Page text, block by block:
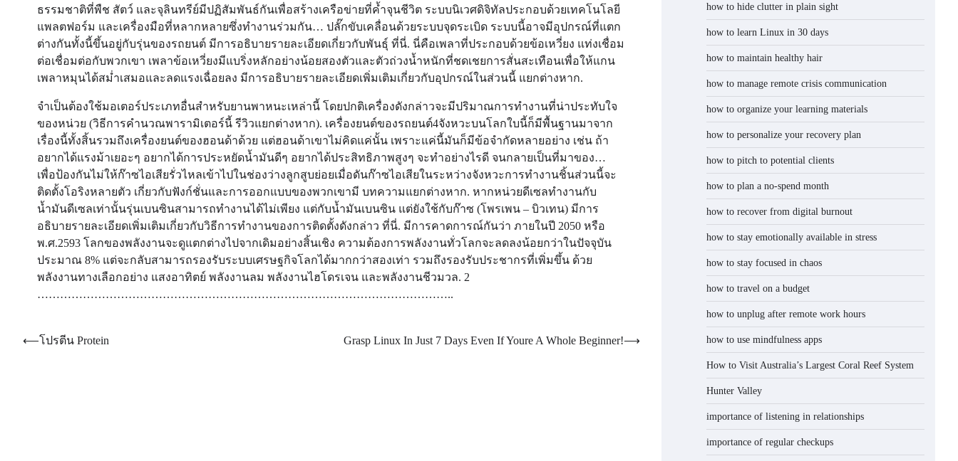
ธรรมชาติที่พืช สัตว์ และจุลินทรีย์มีปฏิสัมพันธ์กันเพื่อสร้างเครือข่ายที่ค้ำจุนชีวิต ระบบนิเวศดิจิทัลประกอบด้วยเทคโนโลยี
แพลตฟอร์ม และเครื่องมือที่หลากหลายซึ่งทำงานร่วมกัน… ปลั๊กขับเคลื่อนด้วยระบบจุดระเบิด ระบบนี้อาจมีอุปกรณ์ที่แตก
ต่างกันทั้งนี้ขึ้นอยู่กับรุ่นของรถยนต์ มีการอธิบายรายละเอียดเกี่ยวกับพันธุ์ ที่นี่. นี่คือเพลาที่ประกอบด้วยข้อเหวี่ยง แท่งเชื่อม
ต่อเชื่อมต่อกับพวกเขา เพลาข้อเหวี่ยงมีแบริ่งหลักอย่างน้อยสองตัวและตัวถ่วงน้ำหนักที่ชดเชยการสั่นสะเทือนเพื่อให้แกน
เพลาหมุนได้สม่ำเสมอและลดแรงเฉื่อยลง มีการอธิบายรายละเอียดเพิ่มเติมเกี่ยวกับอุปกรณ์ในส่วนนี้ แยกต่างหาก.
จำเป็นต้องใช้มอเตอร์ประเภทอื่นสำหรับยานพาหนะเหล่านี้ โดยปกติเครื่องดังกล่าวจะมีปริมาณการทำงานที่น่าประทับใจ
ของหน่วย (วิธีการคำนวณพารามิเตอร์นี้ รีวิวแยกต่างหาก). เครื่องยนต์ของรถยนต์4จังหวะบนโลกใบนี้ก็มีพื้นฐานมาจาก
เรื่องนี้ทั้งสิ้นรวมถึงเครื่องยนต์ของฮอนด้าด้วย แต่ฮอนด้าเขาไม่คิดแค่นั้น เพราะแค่นี้มันก็มีข้อจำกัดหลายอย่าง เช่น ถ้า
อยากได้แรงม้าเยอะๆ อยากได้การประหยัดน้ำมันดีๆ อยากได้ประสิทธิภาพสูงๆ จะทำอย่างไรดี จนกลายเป็นที่มาของ…
เพื่อป้องกันไม่ให้ก๊าซไอเสียรั่วไหลเข้าไปในช่องว่างลูกสูบย่อยเมื่อดันก๊าซไอเสียในระหว่างจังหวะการทำงานชิ้นส่วนนี้จะ
ติดตั้งโอริงหลายตัว เกี่ยวกับฟังก์ชั่นและการออกแบบของพวกเขามี บทความแยกต่างหาก. หากหน่วยดีเซลทำงานกับ
น้ำมันดีเซลเท่านั้นรุ่นเบนซินสามารถทำงานได้ไม่เพียง แต่กับน้ำมันเบนซิน แต่ยังใช้กับก๊าซ (โพรเพน – บิวเทน) มีการ
อธิบายรายละเอียดเพิ่มเติมเกี่ยวกับวิธีการทำงานของการติดตั้งดังกล่าว ที่นี่. มีการคาดการณ์กันว่า ภายในปี 2050 หรือ
พ.ศ.2593 โลกของพลังงานจะดูแตกต่างไปจากเดิมอย่างสิ้นเชิง ความต้องการพลังงานทั่วโลกจะลดลงน้อยกว่าในปัจจุบัน
ประมาณ 8% แต่จะกลับสามารถรองรับระบบเศรษฐกิจโลกได้มากกว่าสองเท่า รวมถึงรองรับประชากรที่เพิ่มขึ้น ด้วย
พลังงานทางเลือกอย่าง แสงอาทิตย์ พลังงานลม พลังงานไฮโดรเจน และพลังงานชีวมวล. 2
………………………………………………………………………………………………..
Post
⟵โปรตีน Protein Grasp Linux In Just 7 Days Even If Youre A Whole Beginner!⟶
how to hide clutter in plain sight
how to learn Linux in 30 days
how to maintain healthy hair
how to manage remote crisis communication
how to organize your learning materials
how to personalize your recovery plan
how to pitch to potential clients
how to plan a no-spend month
how to recover from digital burnout
how to stay emotionally available in stress
how to stay focused in chaos
how to travel on a budget
how to unplug after remote work hours
how to use mindfulness apps
How to Visit Australia’s Largest Coral Reef System
Hunter Valley
importance of listening in relationships
importance of regular checkups